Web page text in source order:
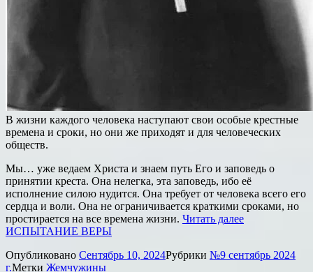
В жизни каждого человека наступают свои особые крестные
времена и сроки, но они же приходят и для человеческих
обществ.
Мы… уже ведаем Христа и знаем путь Его и заповедь о
принятии креста. Она нелегка, эта заповедь, ибо её
исполнение силою нудится. Она требует от человека всего его
сердца и воли. Она не ограничивается краткими сроками, но
простирается на все времена жизни. Читать далее
ИСПЫТАНИЕ ВЕРЫ
Опубликовано Сентябрь 10, 2024Рубрики №9 сентябрь 2024
г.Метки Жемчужины